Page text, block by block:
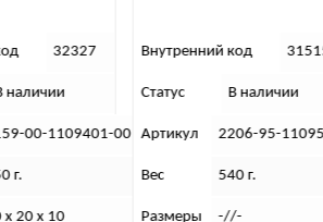
31515
наличии
95-1109500-00
г.
Внутренний код
Статус В наличии
Артикул 2206-08-
Вес 350 г.
Размеры 10х6х10